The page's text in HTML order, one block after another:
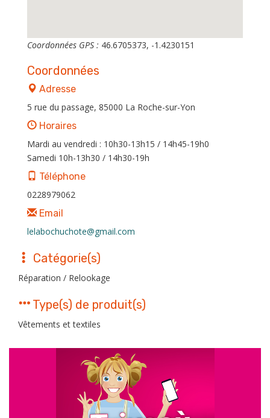
Coordonnées GPS : 46.6705373, -1.4230151
Coordonnées
Adresse
5 rue du passage, 85000 La Roche-sur-Yon
Horaires
Mardi au vendredi : 10h30-13h15 / 14h45-19h0
Samedi 10h-13h30 / 14h30-19h
Téléphone
0228979062
Email
lelabochuchote@gmail.com
Catégorie(s)
Réparation / Relookage
Type(s) de produit(s)
Vêtements et textiles